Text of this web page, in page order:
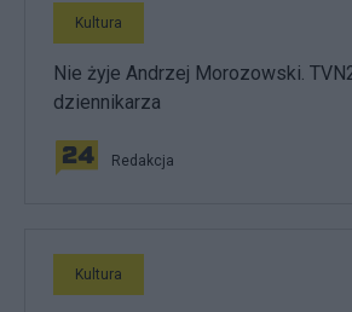
Kultura
Nie żyje Andrzej Morozowski.
dziennikarza
Redakcja
Kultura